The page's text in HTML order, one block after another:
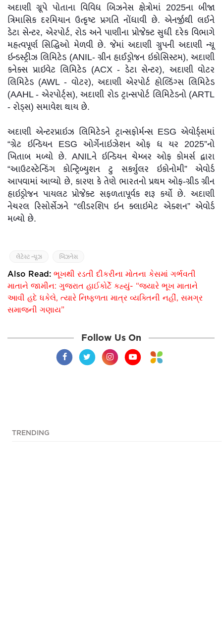
અદાણી ગ્રૂપે પોતાના વિવિધ બિઝનેસ ક્ષેત્રોમાં 2025ના બીજા
ત્રિમાસિક દરમિયાન ઉત્કૃષ્ટ પ્રગતિ નોંધાવી છે. એનર્જીથી લઈને
ડેટા સેન્ટર, એરપોર્ટ, રોડ અને પાણીના પ્રોજેક્ટ સુધી દરેક વિભાગે
મહત્વપૂર્ણ સિદ્ધિઓ મેળવી છે. જેમાં અદાણી ગ્રુપની અદાણી ન્યૂ
ઇન્ડસ્ટ્રીઝ લિમિટેડ (ANIL- ગ્રીન હાઈડ્રોજન ઇકોસિસ્ટમ), અદાણી
કનેક્સ પ્રાઇવેટ લિમિટેડ (ACX - ડેટા સેન્ટર), અદાણી વોટર
લિમિટેડ (AWL - વોટર), અદાણી એરપોર્ટ હોલ્ડિંગ્સ લિમિટેડ
(AAHL - એરપોર્ટ્સ), અદાણી રોડ ટ્રાન્સપોર્ટ લિમિટેડનો (ARTL
- રોડ્સ) સમાવેશ થાય છે.
અદાણી એન્ટરપ્રાઇઝ લિમિટેડને ટ્રાન્સફોર્મન્સ ESG એવોર્ડ્સમાં
“ગ્રેટ ઇન્ડિયન ESG ઓર્ગેનાઇઝેશન ઓફ ધ યર 2025”નો
ખિતાબ મળ્યો છે. ANILને ઇન્ડિયન ચેમ્બર ઓફ કોમર્સ દ્વારા
“આઉટસ્ટેન્ડિંગ કોન્ટ્રિબ્યુશન ટુ સર્ક્યુલર ઇકોનોમી” એવોર્ડ
આપવામાં આવ્યો છે, કારણ કે તેણે ભારતનો પ્રથમ ઓફ-ગ્રીડ ગ્રીન
હાઇડ્રોજન પાયલટ પ્રોજેક્ટ સફળતાપૂર્વક શરૂ કર્યો છે. અદાણી
નેચરલ રિસોર્સેઝને “લીડરશિપ ઇન ક્લાઇમેટ એક્શન” એવોર્ડ
મળ્યો છે.
લેટેસ્ટ ન્યૂઝ બિઝનેસ
Also Read: ભૂખથી રડતી દીકરીના મોતના કેસમાં ગર્ભવતી
માતાને જામીન: ગુજરાત હાઈકોર્ટે કહ્યું- “જ્યારે ભૂખ માતાને
આવી હદે ધકેલે, ત્યારે નિષ્ફળતા માત્ર વ્યક્તિની નહીં, સમગ્ર
સમાજની ગણાય”
Follow Us On
TRENDING